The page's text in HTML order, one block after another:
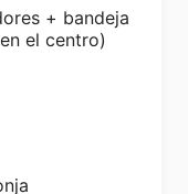
+ bandeja
el centro)